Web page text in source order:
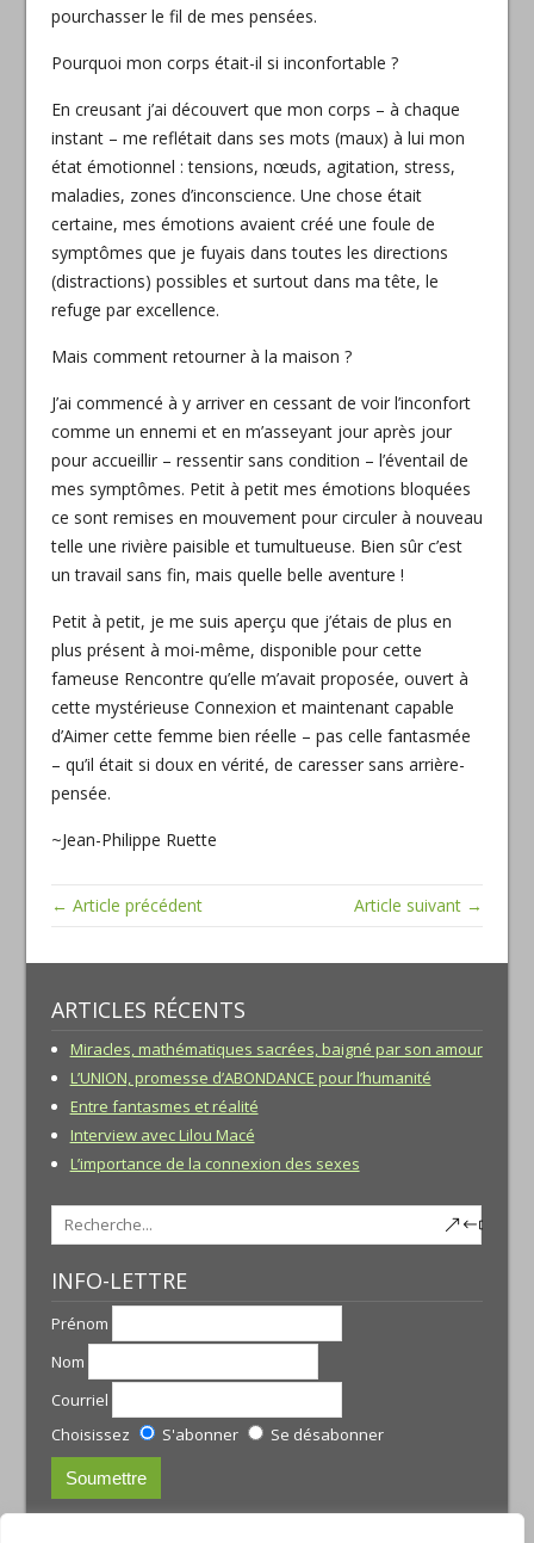
pourchasser le fil de mes pensées.
Pourquoi mon corps était-il si inconfortable ?
En creusant j’ai découvert que mon corps – à chaque
instant – me reflétait dans ses mots (maux) à lui mon
état émotionnel : tensions, nœuds, agitation, stress,
maladies, zones d’inconscience. Une chose était
certaine, mes émotions avaient créé une foule de
symptômes que je fuyais dans toutes les directions
(distractions) possibles et surtout dans ma tête, le
refuge par excellence.
Mais comment retourner à la maison ?
J’ai commencé à y arriver en cessant de voir l’inconfort
comme un ennemi et en m’asseyant jour après jour
pour accueillir – ressentir sans condition – l’éventail de
mes symptômes. Petit à petit mes émotions bloquées
ce sont remises en mouvement pour circuler à nouveau
telle une rivière paisible et tumultueuse. Bien sûr c’est
un travail sans fin, mais quelle belle aventure !
Petit à petit, je me suis aperçu que j’étais de plus en
plus présent à moi-même, disponible pour cette
fameuse Rencontre qu’elle m’avait proposée, ouvert à
cette mystérieuse Connexion et maintenant capable
d’Aimer cette femme bien réelle – pas celle fantasmée
– qu’il était si doux en vérité, de caresser sans arrière-
pensée.
~Jean-Philippe Ruette
← Article précédent Article suivant →
ARTICLES RÉCENTS
Miracles, mathématiques sacrées, baigné par son amour
L’UNION, promesse d’ABONDANCE pour l’humanité
Entre fantasmes et réalité
Interview avec Lilou Macé
L’importance de la connexion des sexes
INFO-LETTRE
Prénom
Nom
Courriel
Choisissez
S'abonner Se désabonner